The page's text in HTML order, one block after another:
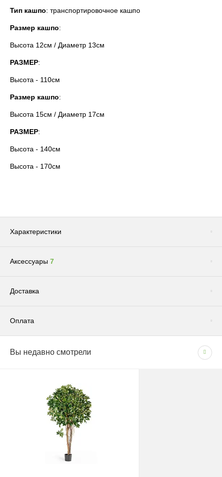
Тип кашпо: транспортировочное кашпо
Размер кашпо:
Высота 12см / Диаметр 13см
РАЗМЕР:
Высота - 110см
Размер кашпо:
Высота 15см / Диаметр 17см
РАЗМЕР:
Высота - 140см
Высота - 170см
Характеристики
Аксессуары 7
Грунт "Эффект" универсальный для всех видов растений 5л
СРАВНЕНИЕ
Доставка
Доставка — 1–2 рабочих дня после оформления
заказа; при безналичной оплате — после поступления
средств на счёт.
При отсутствии позиции на складе: растения — 1–2
недели, кашпо — 1,5–3 недели.
Оплата
СПОСОБЫ ОПЛАТЫ
- Безналичным способом на основании счета
Вы недавно смотрели